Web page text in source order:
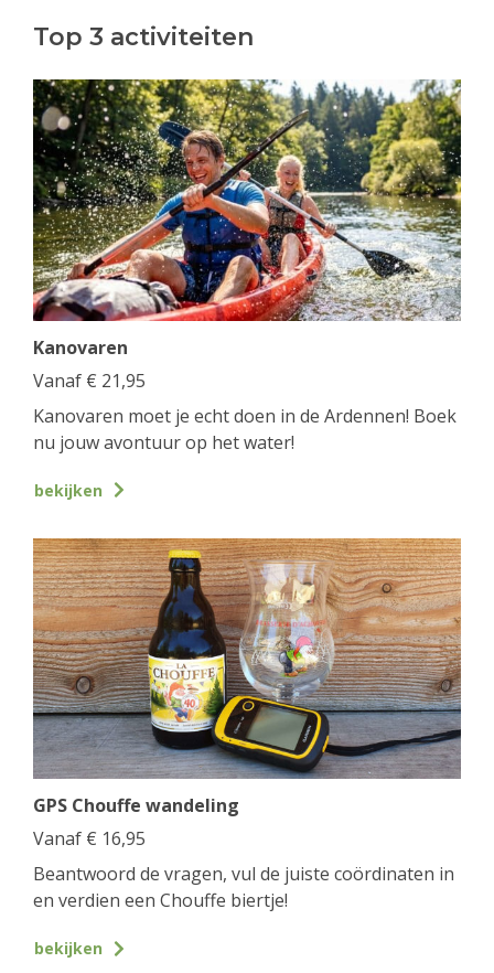
Top 3 activiteiten
Kanovaren
Vanaf € 21,95
Kanovaren moet je echt doen in de Ardennen! Boek
nu jouw avontuur op het water!
bekijken
GPS Chouffe wandeling
Vanaf € 16,95
Beantwoord de vragen, vul de juiste coördinaten in
en verdien een Chouffe biertje!
bekijken